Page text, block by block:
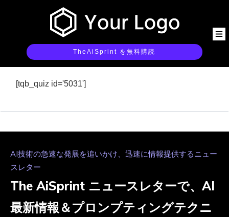
TheAiSprint を無料購読
[tqb_quiz id='5031']
AI技術の急速な発展を追いかけ、迅速に情報提供するニュー
スレター
The AiSprint ニュースレターで、AI
最新情報＆プロンプティングテクニ